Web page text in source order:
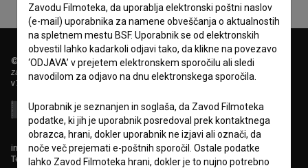
© 2018-2026, Filmoteka,
zavod za širjenje filmske kulture
v7.151.0
info@filmoteka.si
Tehnična pomoč: podpora@bsf.si
Zavodu Filmoteka, da uporablja elektronski poštni naslov
(e-mail) uporabnika za namene obveščanja o aktualnostih
na spletnem mestu BSF. Uporabnik se od elektronskih
obvestil lahko kadarkoli odjavi tako, da klikne na povezavo
‘ODJAVA’ v prejetem elektronskem sporočilu ali sledi
navodilom za odjavo na dnu elektronskega sporočila.
Uporabnik je seznanjen in soglaša, da Zavod Filmoteka
podatke, ki jih je uporabnik posredoval prek kontaktnega
obrazca, hrani, dokler uporabnik ne izjavi ali označi, da
noče več prejemati e-poštnih sporočil. Ostale podatke
lahko Zavod Filmoteka hrani, dokler je to nujno potrebno